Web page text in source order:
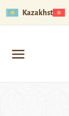
Kazakhstan